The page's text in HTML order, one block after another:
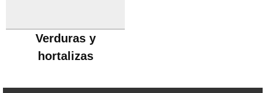
Verduras y
hortalizas